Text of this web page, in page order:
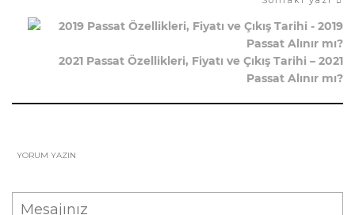
2021 Passat Özellikleri, Fiyatı ve Çıkış Tarihi – 2021
Passat Alınır mı?
YORUM YAZIN